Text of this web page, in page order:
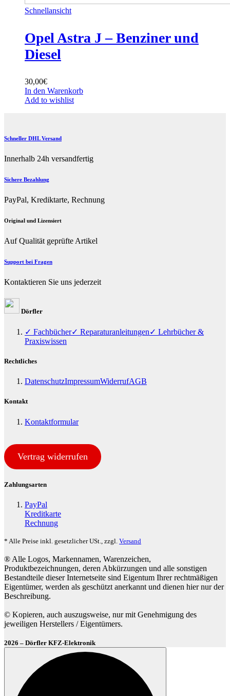
Schnellansicht
Opel Astra J – Benziner und
Diesel
30,00€
In den Warenkorb
Add to wishlist
Schneller DHL Versand
Innerhalb 24h versandfertig
Sichere Bezahlung
PayPal, Krediktarte, Rechnung
Original und Lizensiert
Auf Qualität geprüfte Artikel
Support bei Fragen
Kontaktieren Sie uns jederzeit
Dörfler
✓ Fachbücher✓ Reparaturanleitungen✓ Lehrbücher &
Praxiswissen
Rechtliches
DatenschutzImpressumWiderrufAGB
Kontakt
Kontaktformular
Vertrag widerrufen
Zahlungsarten
PayPal
Kreditkarte
Rechnung
* Alle Preise inkl. gesetzlicher USt., zzgl. Versand
® Alle Logos, Markennamen, Warenzeichen,
Produktbezeichnungen, deren Abkürzungen und alle sonstigen
Bestandteile dieser Internetseite sind Eigentum Ihrer rechtmäßigen
Eigentümer, werden als geschützt anerkannt und dienen hier nur der
Beschreibung.
© Kopieren, auch auszugsweise, nur mit Genehmigung des
jeweiligen Herstellers / Eigentümers.
2026 – Dörfler KFZ-Elektronik